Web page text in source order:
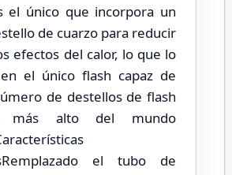
el único que incorpora un
de cuarzo para reducir
efectos del calor, lo que lo
el único flash capaz de
de destellos de flash
más alto del mundo
el tubo de